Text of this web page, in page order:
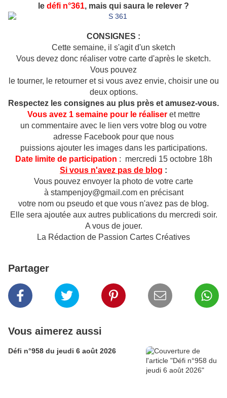
le défi n°361, mais qui saura le relever ?
CONSIGNES :
Cette semaine, il s'agit d'un sketch
Vous devez donc réaliser votre carte d'après le sketch.
Vous pouvez
le tourner, le retourner et si vous avez envie, choisir une ou
deux options.
Respectez les consignes au plus près et amusez-vous.
Vous avez 1 semaine pour le réaliser et mettre
un commentaire avec le lien vers votre blog ou votre
adresse Facebook pour que nous
puissions ajouter les images dans les participations.
Date limite de participation : mercredi 15 octobre 18h
Si vous n'avez pas de blog :
Vous pouvez envoyer la photo de votre carte
à stampenjoy@gmail.com en précisant
votre nom ou pseudo et que vous n'avez pas de blog.
Elle sera ajoutée aux autres publications du mercredi soir.
A vous de jouer.
La Rédaction de Passion Cartes Créatives
Partager
Vous aimerez aussi
Défi n°958 du jeudi 6 août 2026